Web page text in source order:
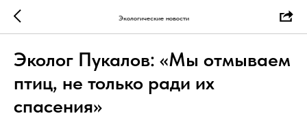
Экологические новости
Эколог Пукалов: «Мы отмываем
птиц, не только ради их
спасения»